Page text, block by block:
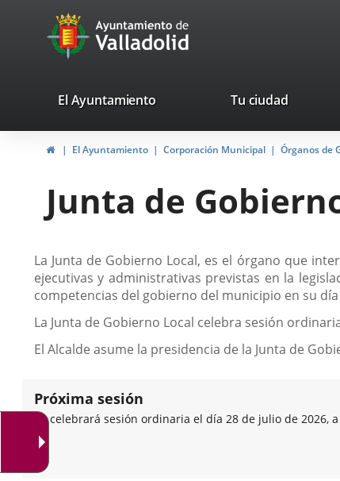
Portal
Web
Ayuntamiento
de
valladolid.es
El Ayuntamiento Tu ciudad
InicioEl Ayuntamiento Corporación Municipal Órganos de
Junta de
Descripción
La Junta de Gobierno Local, es el órgano que
ejecutivas y administrativas previstas en la
competencias del gobierno del municipio en su
La Junta de Gobierno Local celebra sesión
El Alcalde asume la presidencia de la Junta de
Próxima sesión
Se celebrará sesión ordinaria el día 28 de julio de 2026,